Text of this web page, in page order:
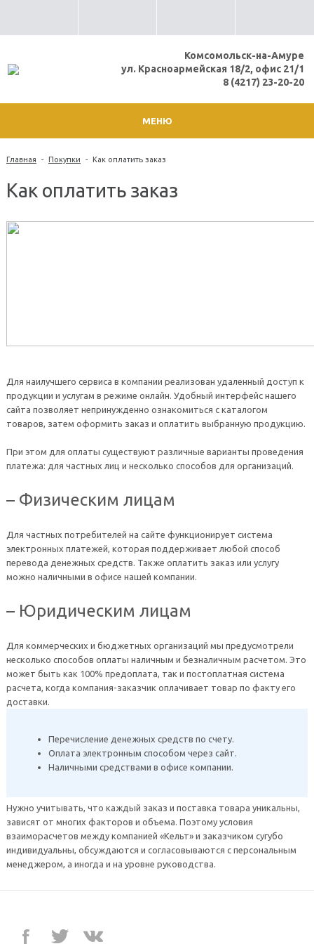
Комсомольск-на-Амуре
ул. Красноармейская 18/2, офис 21/1
8 (4217) 23-20-20
МЕНЮ
Главная - Покупки - Как оплатить заказ
Как оплатить заказ
Для наилучшего сервиса в компании реализован удаленный доступ к
продукции и услугам в режиме онлайн. Удобный интерфейс нашего
сайта позволяет непринужденно ознакомиться с каталогом
товаров, затем оформить заказ и оплатить выбранную продукцию.
При этом для оплаты существуют различные варианты проведения
платежа: для частных лиц и несколько способов для организаций.
– Физическим лицам
Для частных потребителей на сайте функционирует система
электронных платежей, которая поддерживает любой способ
перевода денежных средств. Также оплатить заказ или услугу
можно наличными в офисе нашей компании.
– Юридическим лицам
Для коммерческих и бюджетных организаций мы предусмотрели
несколько способов оплаты наличным и безналичным расчетом. Это
может быть как 100% предоплата, так и постоплатная система
расчета, когда компания-заказчик оплачивает товар по факту его
доставки.
Перечисление денежных средств по счету.
Оплата электронным способом через сайт.
Наличными средствами в офисе компании.
Нужно учитывать, что каждый заказ и поставка товара уникальны,
зависят от многих факторов и объема. Поэтому условия
взаиморасчетов между компанией «Кельт» и заказчиком сугубо
индивидуальны, обсуждаются и согласовываются с персональным
менеджером, а иногда и на уровне руководства.